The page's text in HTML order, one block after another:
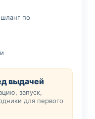
по
выдачей
запуск,
для первого